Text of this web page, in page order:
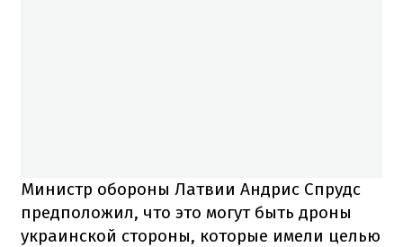
Министр обороны Латвии Андрис Спрудс
предположил, что это могут быть дроны
украинской стороны, которые имели целью